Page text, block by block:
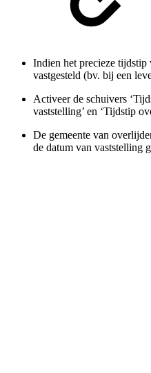
Indien het precieze
vastgesteld (bv. bij een
Activeer de schuivers
vaststelling’ en ‘Tijdstip
De gemeente van
de datum van vaststelling